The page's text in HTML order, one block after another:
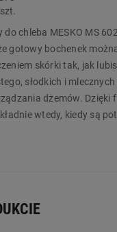
do chleba MESKO MS
gotowy bochenek
skórki tak, jak
słodkich i
dżemów.
wtedy, kiedy są
jak okienko w